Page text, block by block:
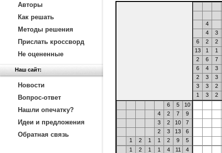
Авторы
Как решать
Методы решения
Прислать кроссворд
Не оцененные
Наш сайт:
Новости
Вопрос-ответ
Нашли опечатку?
Идеи и предложения
Обратная связь
4
4
3
6
2
2
13
1
1
2
6
7
6
4
3
2
3
3
3
3
2
1
3
2
6
5
10
4
2 7
9
3
2 10
7
2
3 13
6
1
2 1 1 2 9
5
1
2 1 1 4 11
4